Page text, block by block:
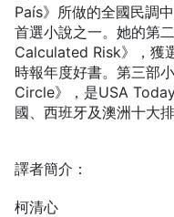
País》所做的全國民調
首選小說之一。她的第
Calculated Risk》，獲
時報年度好書。第三部
Circle》，是USA
國、西班牙及澳洲十大排
譯者簡介：
柯清心